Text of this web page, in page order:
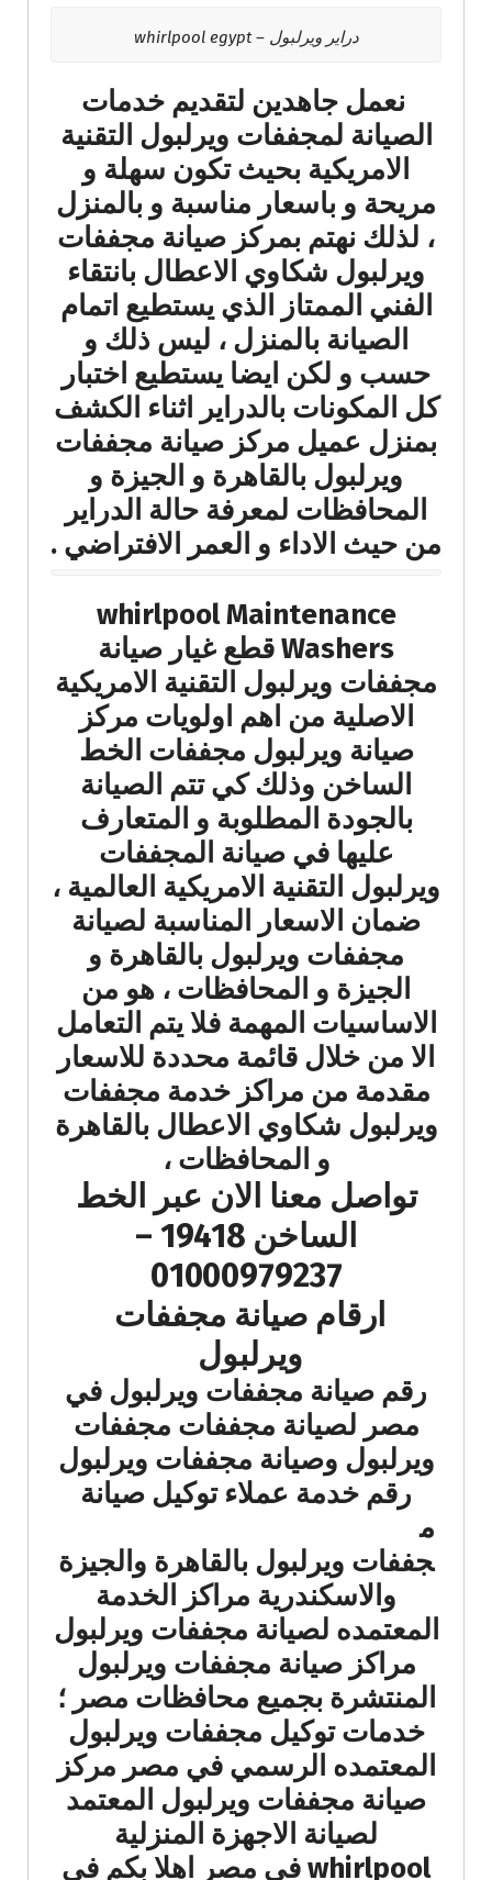
دراير ويرلبول – whirlpool egypt
نعمل جاهدين لتقديم خدمات
الصيانة لمجففات ويرلبول التقنية
الامريكية بحيث تكون سهلة و
مريحة و باسعار مناسبة و بالمنزل
، لذلك نهتم بمركز صيانة مجففات
ويرلبول شكاوي الاعطال بانتقاء
الفني الممتاز الذي يستطيع اتمام
الصيانة بالمنزل ، ليس ذلك و
حسب و لكن ايضا يستطيع اختبار
كل المكونات بالدراير اثناء الكشف
بمنزل عميل مركز صيانة مجففات
ويرلبول بالقاهرة و الجيزة و
المحافظات لمعرفة حالة الدراير
من حيث الاداء و العمر الافتراضي .
whirlpool Maintenance
Washers قطع غيار صيانة
مجففات ويرلبول التقنية الامريكية
الاصلية من اهم اولويات مركز
صيانة ويرلبول مجففات الخط
الساخن وذلك كي تتم الصيانة
بالجودة المطلوبة و المتعارف
عليها في صيانة المجففات
ويرلبول التقنية الامريكية العالمية ،
ضمان الاسعار المناسبة لصيانة
مجففات ويرلبول بالقاهرة و
الجيزة و المحافظات ، هو من
الاساسيات المهمة فلا يتم التعامل
الا من خلال قائمة محددة للاسعار
مقدمة من مراكز خدمة مجففات
ويرلبول شكاوي الاعطال بالقاهرة
و المحافظات ،
تواصل معنا الان عبر الخط
الساخن 19418 –
01000979237
ارقام صيانة مجففات
ويرلبول
رقم صيانة مجففات ويرلبول في
مصر لصيانة مجففات مجففات
ويرلبول وصيانة مجففات ويرلبول
رقم خدمة عملاء توكيل صيانة
م
جففات ويرلبول بالقاهرة والجيزة
والاسكندرية مراكز الخدمة
المعتمده لصيانة مجففات ويرلبول
مراكز صيانة مجففات ويرلبول
المنتشرة بجميع محافظات مصر ؛
خدمات توكيل مجففات ويرلبول
المعتمده الرسمي في مصر مركز
صيانة مجففات ويرلبول المعتمد
لصيانة الاجهزة المنزلية
whirlpool في مصر اهلا بكم في